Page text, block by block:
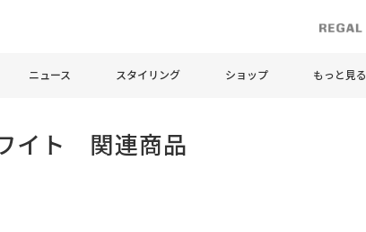
ニュース スタイリング ショップ もっと見る
イト 関連商品